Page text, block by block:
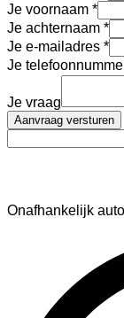
Je voornaam
Je achternaam
Je e-mailadres
Je
Je vraag
Aanvraag versturen
Onafhankelijk